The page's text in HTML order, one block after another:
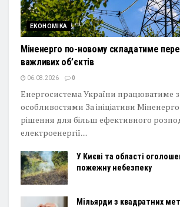
ЕКОНОМІКА
Міненерго по-новому складатиме
важливих об’єктів
06.08.2026 0
Енергосистема України працюватиме
особливостями За ініціативи
рішення для більш ефективного
електроенергії....
У Києві та області
пожежну небезпеку
Мільярди з квадратних